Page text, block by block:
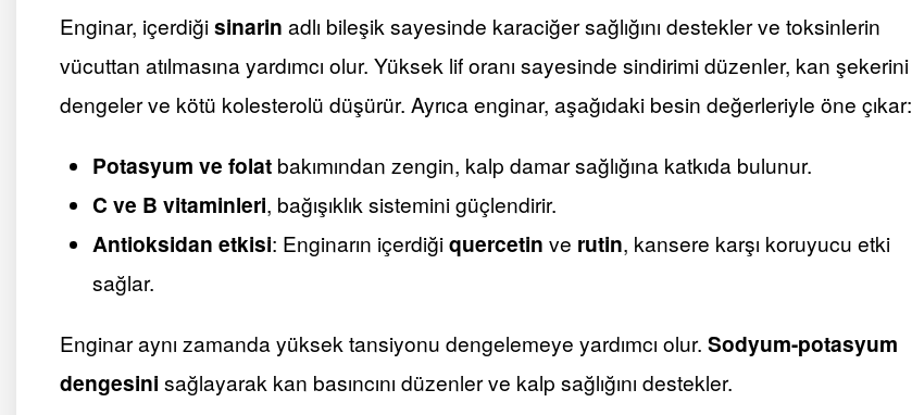
Enginar, içerdiğisinarin adlı bileşik sayesinde karaciğer sağlığını destekler ve toksinlerin
vücuttan atılmasına yardımcı olur. Yüksek lif oranı sayesinde sindirimi düzenler, kan şekerini
dengeler ve kötü kolesterolü düşürür. Ayrıca enginar, aşağıdaki besin değerleriyle öne çıkar:
Potasyum ve folat bakımından zengin, kalp damar sağlığına katkıda bulunur.
C ve B vitaminleri, bağışıklık sistemini güçlendirir.
Antioksidan etkisi: Enginarın içerdiğiquercetin ve rutin, kansere karşı koruyucu etki
sağlar.
Enginar aynı zamanda yüksek tansiyonu dengelemeye yardımcı olur. Sodyum-potasyum
dengesini sağlayarak kan basıncını düzenler ve kalp sağlığını destekler.